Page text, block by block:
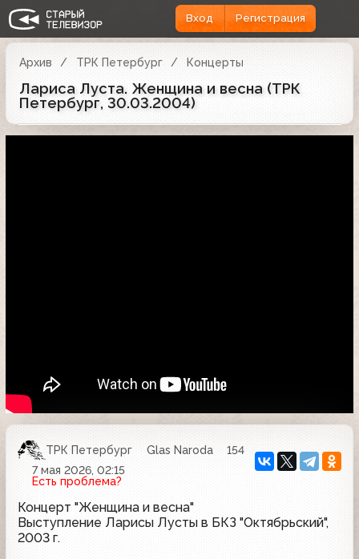
Вход Регистрация
Архив ТРК Петербург Концерты
Лариса Луста. Женщина и весна (ТРК
Петербург, 30.03.2004)
ТРК Петербург Glas Naroda
154
7 мая 2026, 02:15
Есть проблема?
Концерт "Женщина и весна"
Выступление Ларисы Лусты в БКЗ "Октябрьский",
2003 г.